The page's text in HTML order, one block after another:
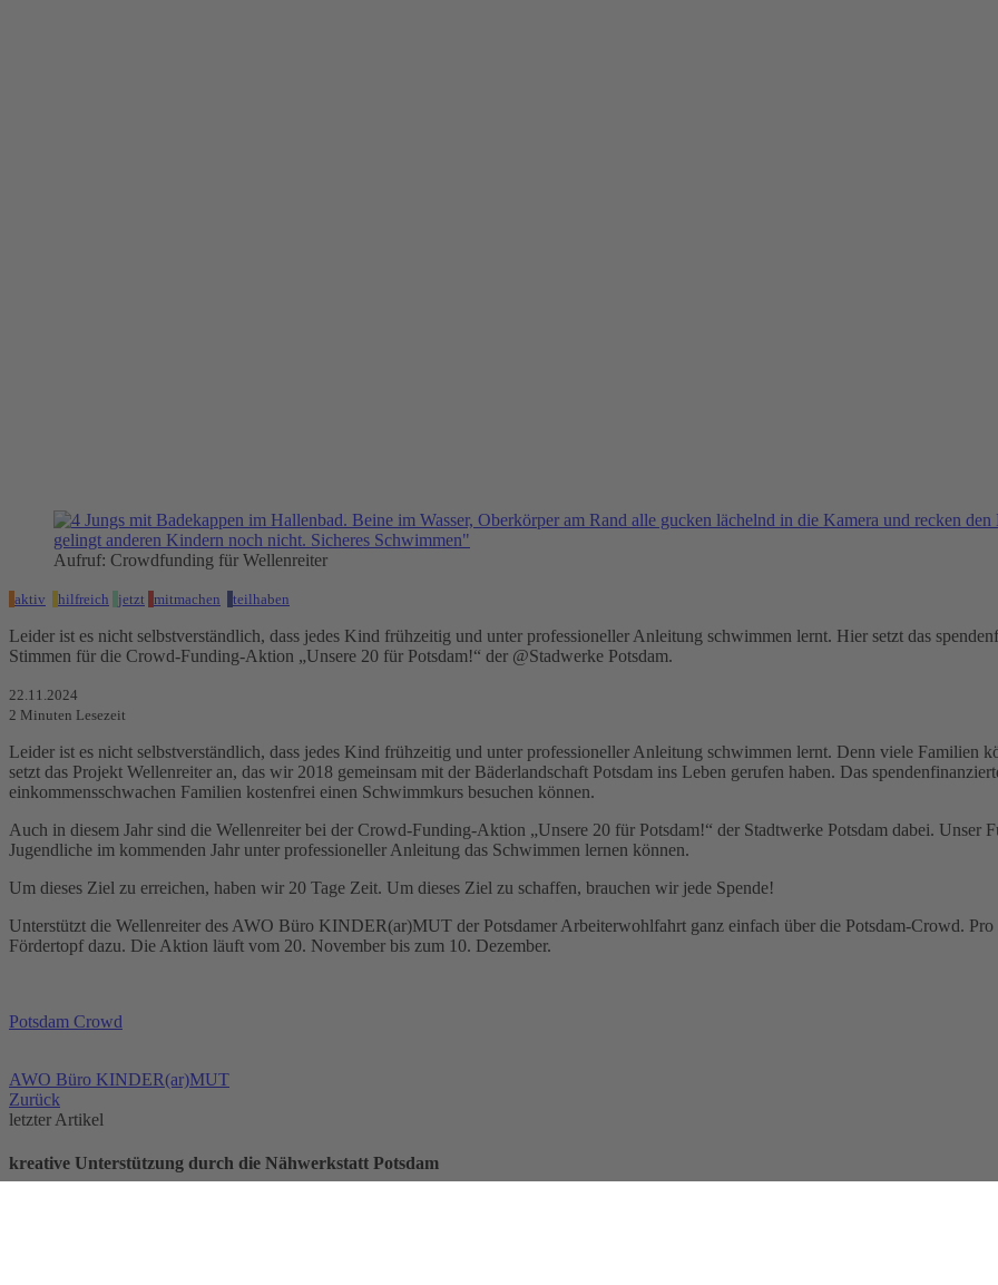
Aufruf: Crowdfunding für Wellenreiter
aktiv hilfreich jetzt mitmachen teilhaben
Leider ist es nicht selbstverständlich, dass jedes Kind frühzeitig und unter professioneller Anleitung schwimmen lernt. Hier setzt das
Stimmen für die Crowd-Funding-Aktion „Unsere 20 für Potsdam!“ der @Stadwerke Potsdam.
22.11.2024
2 Minuten Lesezeit
Leider ist es nicht selbstverständlich, dass jedes Kind frühzeitig und unter professioneller Anleitung schwimmen lernt. Denn viele Familien
setzt das Projekt Wellenreiter an, das wir 2018 gemeinsam mit der Bäderlandschaft Potsdam ins Leben gerufen haben. Das
einkommensschwachen Familien kostenfrei einen Schwimmkurs besuchen können.
Auch in diesem Jahr sind die Wellenreiter bei der Crowd-Funding-Aktion „Unsere 20 für Potsdam!“ der Stadtwerke Potsdam dabei.
Jugendliche im kommenden Jahr unter professioneller Anleitung das Schwimmen lernen können.
Um dieses Ziel zu erreichen, haben wir 20 Tage Zeit. Um dieses Ziel zu schaffen, brauchen wir jede Spende!
Unterstützt die Wellenreiter des AWO Büro KINDER(ar)MUT der Potsdamer Arbeiterwohlfahrt ganz einfach über die Potsdam-Crowd.
Fördertopf dazu. Die Aktion läuft vom 20. November bis zum 10. Dezember.
Potsdam Crowd
AWO Büro KINDER(ar)MUT
Zurück
letzter Artikel
kreative Unterstützung durch die Nähwerkstatt Potsdam